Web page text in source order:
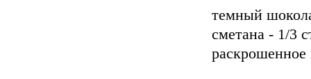
темный
сметана - 1/3
раскрошенное